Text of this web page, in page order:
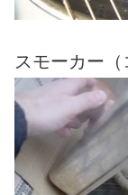
スモーカー